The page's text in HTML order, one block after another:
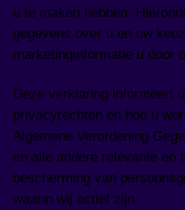
u te maken hebben.
gegevens over u en uw
marketinginformatie u door
Deze verklaring informeert
privacyrechten en hoe u
Algemene Verordening
en alle andere relevante en
bescherming van
waarin wij actief zijn.